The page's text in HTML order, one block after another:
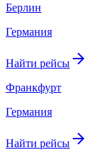
Берлин
Германия
Найти рейсы
Франкфурт
Германия
Найти рейсы